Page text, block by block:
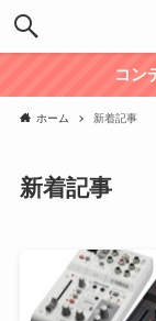
コン
ホーム 新着記事
新着記事